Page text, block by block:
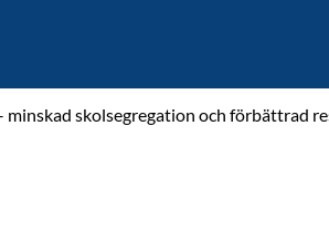
skolsegregation och förbättrad